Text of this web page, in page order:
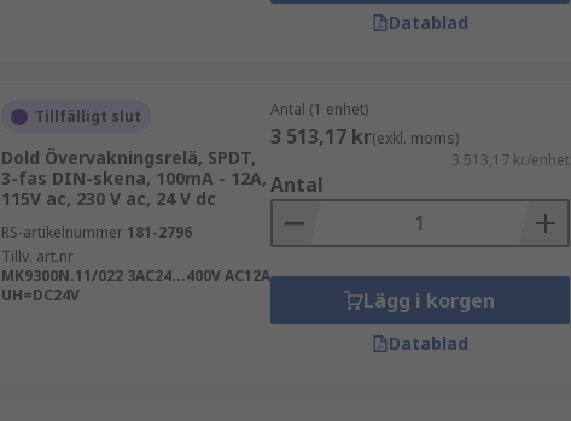
Datablad
Tillfälligt slut
Dold Övervakningsrelä, SPDT,
3-fas DIN-skena, 100mA - 12A,
115V ac, 230 V ac, 24 V dc
RS-artikelnummer 181-2796
Tillv. art.nr
MK9300N.11/022 3AC24...400V AC12A
UH=DC24V
Antal (1 enhet)
3 513,17 kr(exkl. moms)
3 513,17 kr/enhet
Antal
Lägg i korgen
Datablad